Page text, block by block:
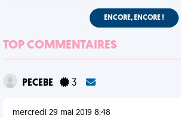
ENCORE, ENCORE !
TOP COMMENTAIRES
PECEBE 3
mercredi 29 mai 2019 8:48